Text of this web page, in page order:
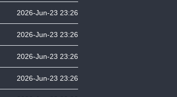
2026-Jun-23 23:26
2026-Jun-23 23:26
2026-Jun-23 23:26
2026-Jun-23 23:26